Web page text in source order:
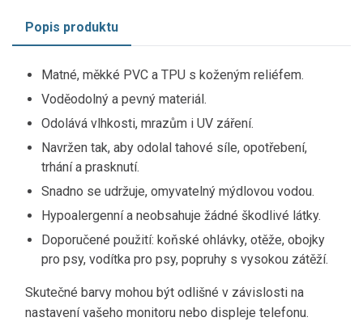
Popis produktu
Matné, měkké PVC a TPU s koženým reliéfem.
Voděodolný a pevný materiál.
Odolává vlhkosti, mrazům i UV záření.
Navržen tak, aby odolal tahové síle, opotřebení,
trhání a prasknutí.
Snadno se udržuje, omyvatelný mýdlovou vodou.
Hypoalergenní a neobsahuje žádné škodlivé látky.
Doporučené použití: koňské ohlávky, otěže, obojky
pro psy, vodítka pro psy, popruhy s vysokou zátěží.
Skutečné barvy mohou být odlišné v závislosti na
nastavení vašeho monitoru nebo displeje telefonu.